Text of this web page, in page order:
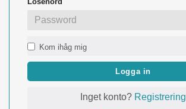
Kom ihåg mig
Logga in
Inget konto? Registrering